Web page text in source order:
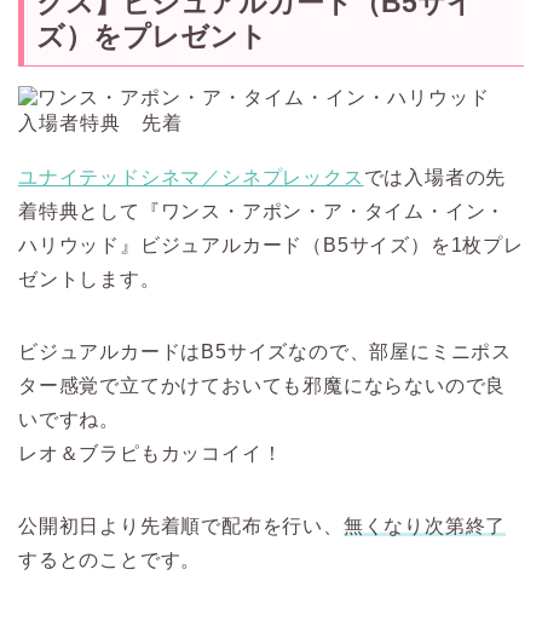
ズ）をプレゼント
ユナイテッドシネマ／シネプレックス では入場者の先
着特典として『ワンス・アポン・ア・タイム・イン・
ハリウッド』ビジュアルカード（B5サイズ）を1枚プレ
ゼントします。
ビジュアルカードはB5サイズなので、部屋にミニポス
ター感覚で立てかけておいても邪魔にならないので良
いですね。
レオ＆ブラピもカッコイイ！
公開初日より先着順で配布を行い、 無くなり次第終了
するとのことです。